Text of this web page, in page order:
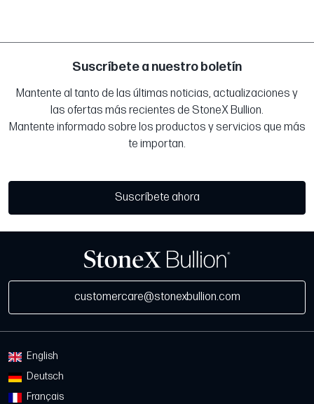
Suscríbete a nuestro boletín
Mantente al tanto de las últimas noticias, actualizaciones y
las ofertas más recientes de StoneX Bullion.
Mantente informado sobre los productos y servicios que más
te importan.
Suscríbete ahora
customercare@stonexbullion.com
English
Deutsch
Français